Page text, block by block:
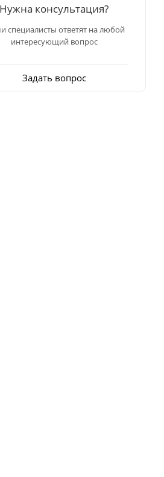
Нужна консультация?
специалисты ответят на любой
интересующий вопрос
Задать вопрос